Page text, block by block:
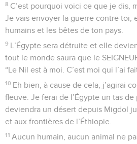
8 C’est pourquoi voici ce que je dis,
Je vais envoyer la guerre contre toi,
humains et les bêtes de ton pays.
9 L’Égypte sera détruite et elle
tout le monde saura que le
“Le Nil est à moi. C’est moi qui l’ai
10 Eh bien, à cause de cela, j’agirai
fleuve. Je ferai de l’Égypte un tas de
deviendra un désert depuis Migdol
et aux frontières de l’Éthiopie.
11 Aucun humain, aucun animal ne